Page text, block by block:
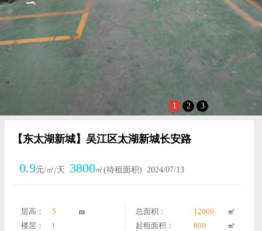
1 2 3
【东太湖新城】吴江区太湖新城长安路
0.9元/㎡/天 3800㎡(待租面积) 2024/07/13
层高： 5
m
楼层：
1
总面积： 12000
㎡
起租面积：
800
㎡